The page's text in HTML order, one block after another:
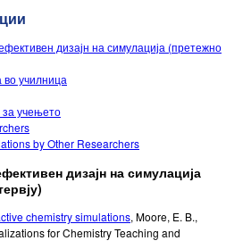
дизајн на симулација (претежно
училница
учењето
by Other Researchers
дизајн на симулација
chemistry simulations, Moore, E. B.,
for Chemistry Teaching and